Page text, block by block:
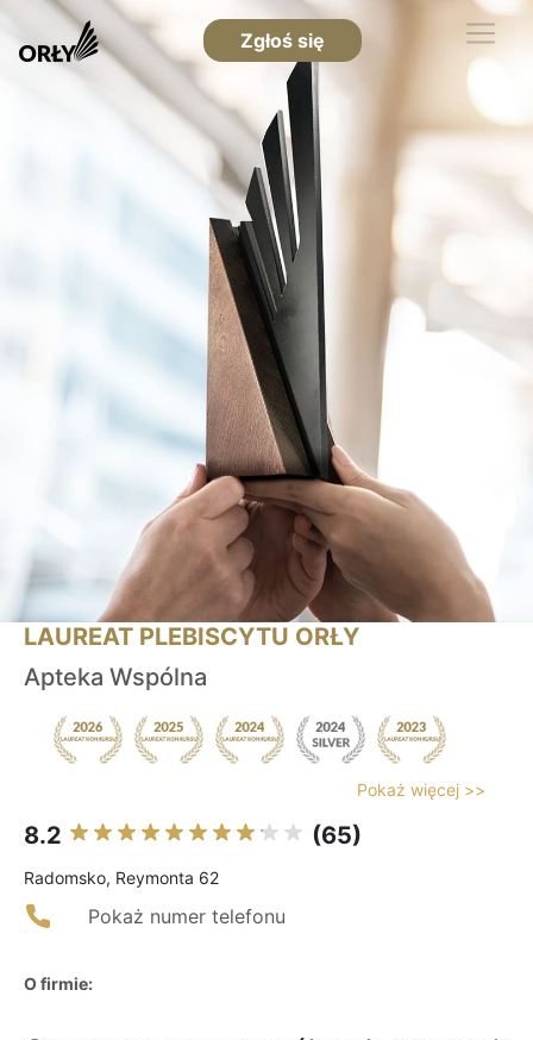
Zgłoś się
LAUREAT PLEBISCYTU ORŁY
Apteka Wspólna
Pokaż więcej >>
8.2 (65)
Radomsko, Reymonta 62
Pokaż numer telefonu
O firmie: